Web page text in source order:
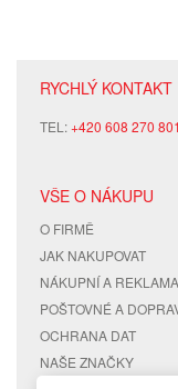
RYCHLÝ KONTAKT
TEL:+420 608 270 801
VŠE O NÁKUPU
O FIRMĚ
JAK NAKUPOVAT
NÁKUPNÍ A
POŠTOVNÉ A
OCHRANA DAT
NAŠE ZNAČKY